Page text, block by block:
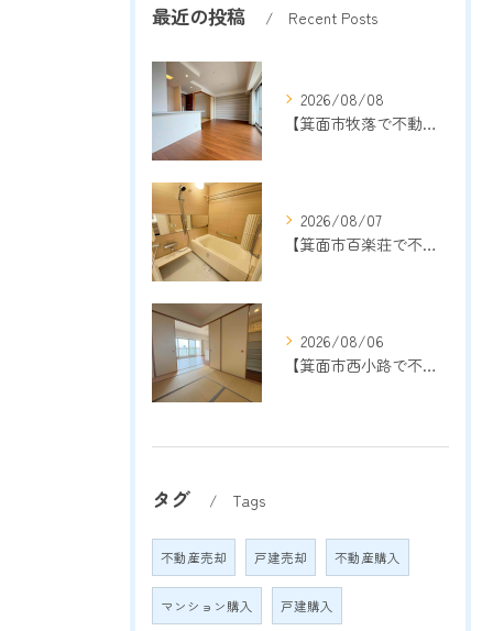
最近の投稿 Recent Posts
2026/08/08
【箕面市牧落で不動産売却をご検討中の方へ】地域密着13年以上の売却専門店が成功のポイントを解説
2026/08/07
【箕面市百楽荘で不動産売却をご検討中の方へ】地域密着13年以上の売却専門店が成功のポイントを解説
2026/08/06
【箕面市西小路で不動産売却をご検討中の方へ】地域密着13年以上の売却専門店が成功のポイントを解説
タグ Tags
不動産売却 戸建売却 不動産購入
マンション購入 戸建購入